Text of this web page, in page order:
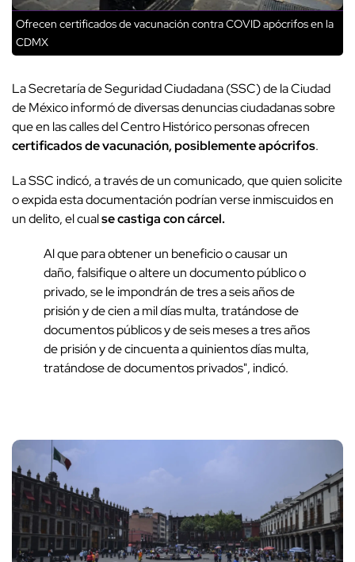
Ofrecen certificados de vacunación contra COVID apócrifos en la
CDMX
La Secretaría de Seguridad Ciudadana (SSC) de la Ciudad
de México informó de diversas denuncias ciudadanas sobre
que en las calles del Centro Histórico personas ofrecen
certificados de vacunación, posiblemente apócrifos.
La SSC indicó, a través de un comunicado, que quien solicite
o expida esta documentación podrían verse inmiscuidos en
un delito, el cualse castiga con cárcel.
Al que para obtener un beneficio o causar un
daño, falsifique o altere un documento público o
privado, se le impondrán de tres a seis años de
prisión y de cien a mil días multa, tratándose de
documentos públicos y de seis meses a tres años
de prisión y de cincuenta a quinientos días multa,
tratándose de documentos privados", indicó.